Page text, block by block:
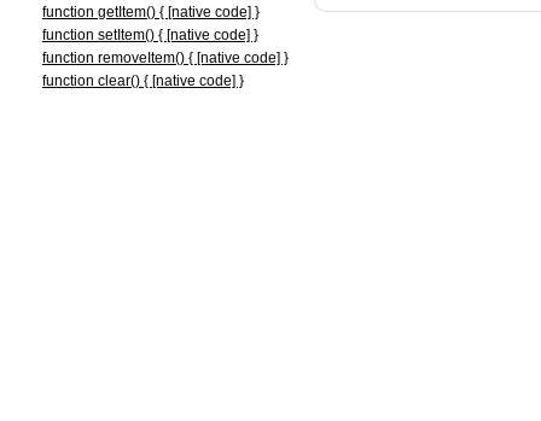
function getItem() { [native code] }
function setItem() { [native code] }
function removeItem() { [native code] }
function clear() { [native code] }